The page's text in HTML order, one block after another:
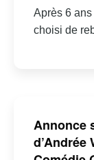
Après 6
choisi de
Annonce
d’Andrée